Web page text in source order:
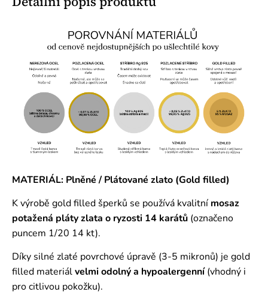
MATERIÁL: Plněné / Plátované zlato (Gold filled)
K výrobě gold filled šperků se používá kvalitní mosaz
potažená pláty zlata o ryzosti 14 karátů (označeno
puncem 1/20 14 kt).
Díky silné zlaté povrchové úpravě (3-5 mikronů) je gold
filled materiálvelmi odolný a hypoalergenní(vhodný i
pro citlivou pokožku).